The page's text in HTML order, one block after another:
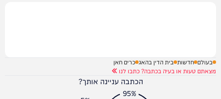
בעולם חדשות בית הדין בהאג כרים חאן
מצאתם טעות או בעיה בכתבה? כתבו לנו
הכתבה עניינה אותך?
95%